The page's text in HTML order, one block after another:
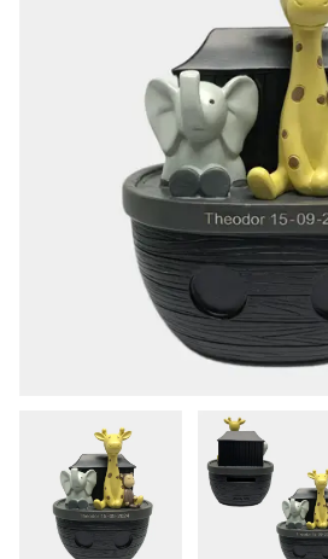
OM
KØB
HANDELSBETINGELSER SØG